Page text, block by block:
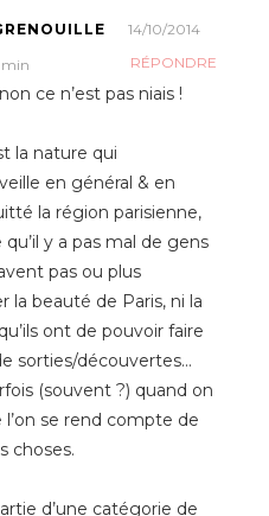
14/10/2014
min
RÉPONDRE
ce n’est pas niais !
la nature qui
en général & en
la région parisienne,
qu’il y a pas mal de gens
pas ou plus
la beauté de Paris, ni la
ont de pouvoir faire
sorties/découvertes…
(souvent ?) quand on
l’on se rend compte de
choses.
d’une catégorie de